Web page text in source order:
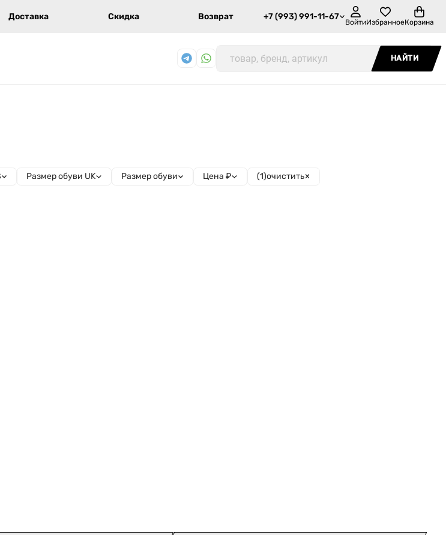
Доставка Скидка Возврат +7 (993) 991-11-67
ВойтиИзбранноеКорзина
НАЙТИ
Размер обуви UK Размер обуви Цена ₽ (1)очистить